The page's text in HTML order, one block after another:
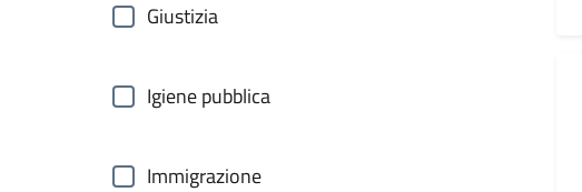
Giustizia
Igiene pubblica
Immigrazione